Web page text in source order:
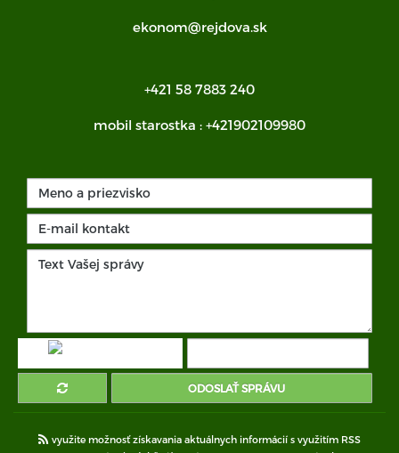
ekonom@rejdova.sk
+421 58 7883 240
mobil starostka : +421902109980
ODOSLAŤ SPRÁVU
využite možnosť získavania aktuálnych informácií s využitím RSS